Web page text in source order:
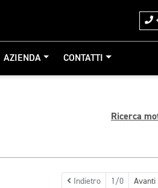
AZIENDA CONTATTI
Ricerca
Indietro 1/0 Avanti